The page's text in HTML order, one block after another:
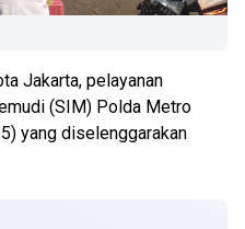
Jakarta, pelayanan
(SIM) Polda Metro
yang diselenggarakan